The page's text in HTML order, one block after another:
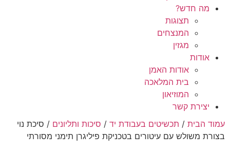
מה חדש?
תצוגות
המנצחים
מגזין
אודות
אודות האמן
בית המלאכה
המוזיאון
יצירת קשר
עמוד הבית / תכשיטים בעבודת יד / סיכות ותליונים / סיכת נוי
בצורת משולש עם עיטורים בטכניקת פיליגרן תימני מסורתי